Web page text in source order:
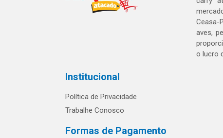
Ceasa-
aves,
o lucro
Institucional
Política de Privacidade
Trabalhe Conosco
Formas de Pagamento